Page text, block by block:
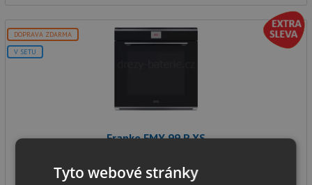
DOPRAVA ZDARMA
V SETU
Franke FMY 99 P XS
Tyto webové stránky